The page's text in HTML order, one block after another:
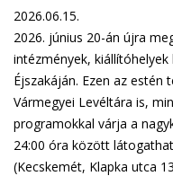
2026.06.15.
2026. június 20-án újra
intézmények,
Éjszakáján. Ezen az estén
Vármegyei Levéltára is,
programokkal várja a
24:00 óra között
(Kecskemét, Klapka utca